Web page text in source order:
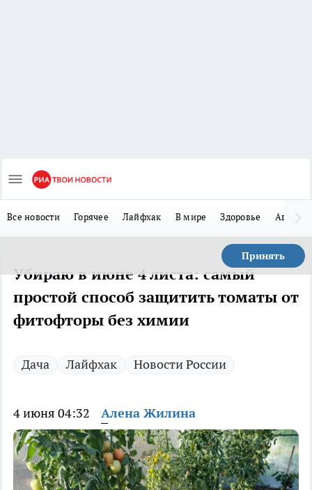
Все новости Горячее Лайфхак В мире Здоровье Авто
Принять
Убираю в июне 4 листа: самый
простой способ защитить томаты от
фитофторы без химии
Дача Лайфхак Новости России
4 июня 04:32 Алена Жилина